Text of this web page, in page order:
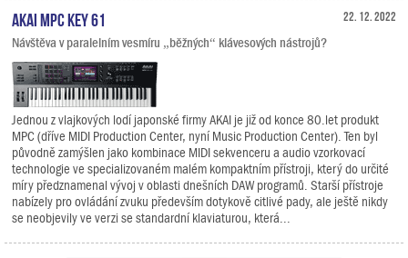
22. 12. 2022
AKAI MPC Key 61
Návštěva v paralelním vesmíru „běžných“ klávesových nástrojů?
Jednou z vlajkových lodí japonské firmy AKAI je již od konce 80.let produkt
MPC (dříve MIDI Production Center, nyní Music Production Center). Ten byl
původně zamýšlen jako kombinace MIDI sekvenceru a audio vzorkovací
technologie ve specializovaném malém kompaktním přístroji, který do určité
míry předznamenal vývoj v oblasti dnešních DAW programů. Starší přístroje
nabízely pro ovládání zvuku především dotykově citlivé pady, ale ještě nikdy
se neobjevily ve verzi se standardní klaviaturou, která...